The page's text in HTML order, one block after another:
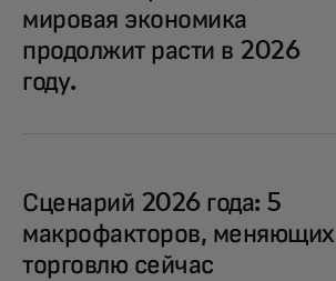
мировая экономика
продолжит расти в 2026
году.
Сценарий 2026 года: 5
макрофакторов, меняющих
торговлю сейчас
opens in a new tab